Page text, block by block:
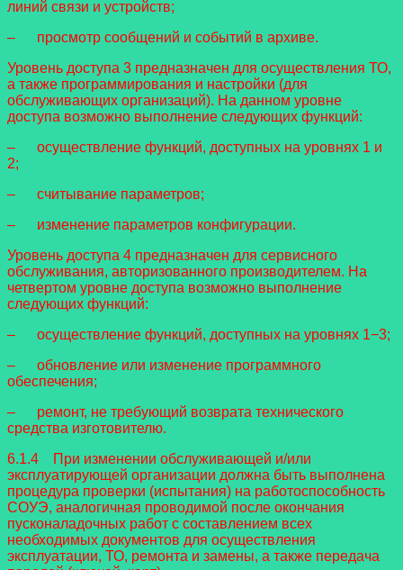
линий связи и устройств;
– просмотр сообщений и событий в архиве.
Уровень доступа 3 предназначен для осуществления ТО,
а также программирования и настройки (для
обслуживающих организаций). На данном уровне
доступа возможно выполнение следующих функций:
– осуществление функций, доступных на уровнях 1 и
2;
– считывание параметров;
– изменение параметров конфигурации.
Уровень доступа 4 предназначен для сервисного
обслуживания, авторизованного производителем. На
четвертом уровне доступа возможно выполнение
следующих функций:
– осуществление функций, доступных на уровнях 1−3;
– обновление или изменение программного
обеспечения;
– ремонт, не требующий возврата технического
средства изготовителю.
6.1.4 При изменении обслуживающей и/или
эксплуатирующей организации должна быть выполнена
процедура проверки (испытания) на работоспособность
СОУЭ, аналогичная проводимой после окончания
пусконаладочных работ с составлением всех
необходимых документов для осуществления
эксплуатации, ТО, ремонта и замены, а также передача